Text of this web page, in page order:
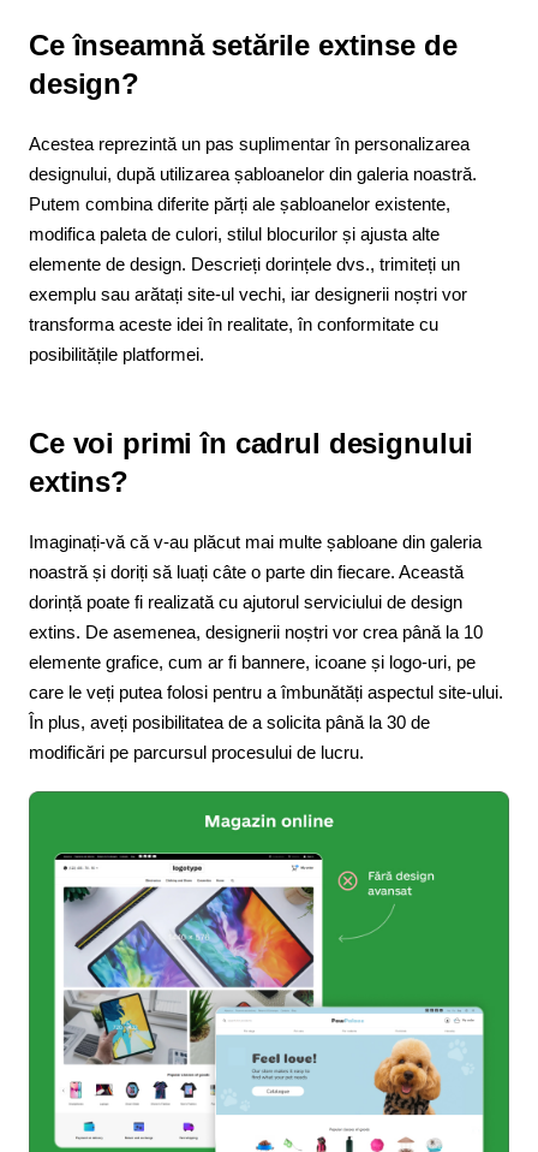
Ce înseamnă setările extinse de
design?
Acestea reprezintă un pas suplimentar în personalizarea
designului, după utilizarea șabloanelor din galeria noastră.
Putem combina diferite părți ale șabloanelor existente,
modifica paleta de culori, stilul blocurilor și ajusta alte
elemente de design. Descrieți dorințele dvs., trimiteți un
exemplu sau arătați site-ul vechi, iar designerii noștri vor
transforma aceste idei în realitate, în conformitate cu
posibilitățile platformei.
Ce voi primi în cadrul designului
extins?
Imaginați-vă că v-au plăcut mai multe șabloane din galeria
noastră și doriți să luați câte o parte din fiecare. Această
dorință poate fi realizată cu ajutorul serviciului de design
extins. De asemenea, designerii noștri vor crea până la 10
elemente grafice, cum ar fi bannere, icoane și logo-uri, pe
care le veți putea folosi pentru a îmbunătăți aspectul site-ului.
În plus, aveți posibilitatea de a solicita până la 30 de
modificări pe parcursul procesului de lucru.​